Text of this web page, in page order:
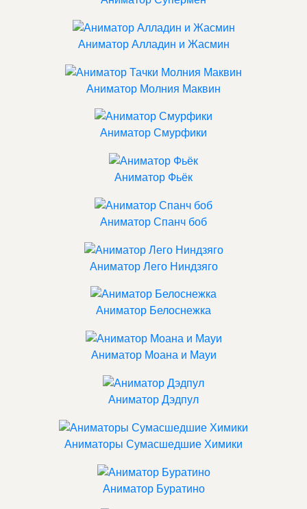
Аниматор Алладин и Жасмин
Аниматор Молния Маквин
Аниматор Смурфики
Аниматор Фьёк
Аниматор Спанч боб
Аниматор Лего Ниндзяго
Аниматор Белоснежка
Аниматор Моана и Мауи
Аниматор Дэдпул
Аниматоры Сумасшедшие Химики
Аниматор Буратино